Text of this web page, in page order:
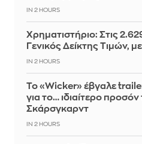
IN 2 HOURS
Χρηματιστήριο: Στις
Γενικός Δείκτης Τιμών,
IN 2 HOURS
Το «Wicker» έβγαλε trailer
για το… ιδιαίτερο
Σκάρσγκαρντ
IN 2 HOURS